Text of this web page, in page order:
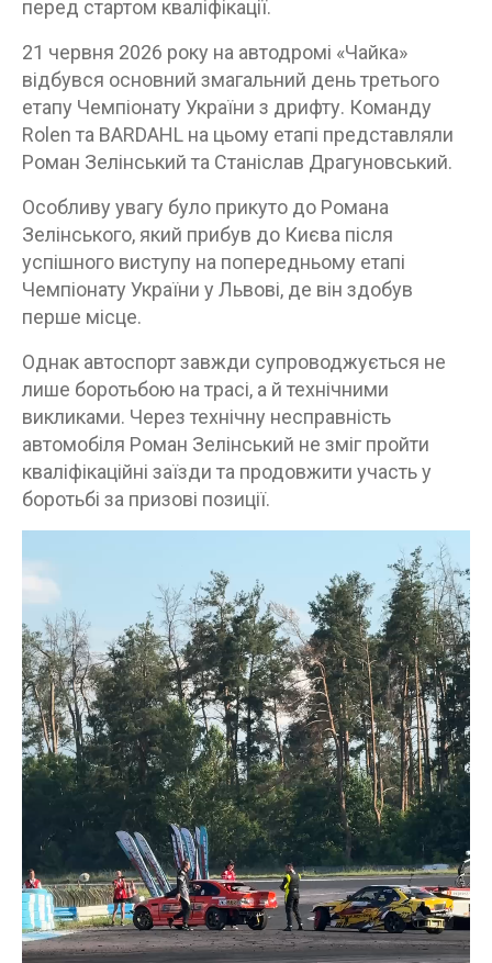
перед стартом кваліфікації.
21 червня 2026 року на автодромі «Чайка»
відбувся основний змагальний день третього
етапу Чемпіонату України з дрифту. Команду
Rolen та BARDAHL на цьому етапі представляли
Роман Зелінський та Станіслав Драгуновський.
Особливу увагу було прикуто до Романа
Зелінського, який прибув до Києва після
успішного виступу на попередньому етапі
Чемпіонату України у Львові, де він здобув
перше місце.
Однак автоспорт завжди супроводжується не
лише боротьбою на трасі, а й технічними
викликами. Через технічну несправність
автомобіля Роман Зелінський не зміг пройти
кваліфікаційні заїзди та продовжити участь у
боротьбі за призові позиції.